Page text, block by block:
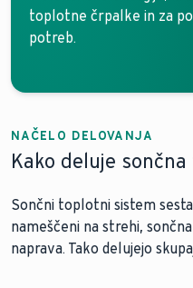
toplotne črpalke in za
potreb.
NAČELO DELOVANJA
Kako deluje
Sončni toplotni sistem
nameščeni na strehi,
naprava. Tako delujejo